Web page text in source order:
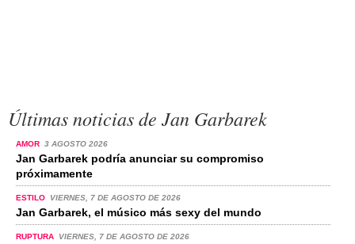
Últimas noticias de Jan Garbarek
AMOR 3 AGOSTO 2026
Jan Garbarek podría anunciar su compromiso
próximamente
ESTILO VIERNES, 7 DE AGOSTO DE 2026
Jan Garbarek, el músico más sexy del mundo
RUPTURA VIERNES, 7 DE AGOSTO DE 2026